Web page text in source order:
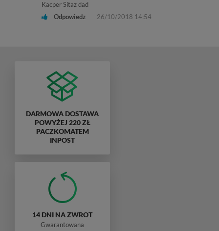
Kacper Sitaz dad
Odpowiedz
26/10/2018 14:54
DARMOWA DOSTAWA
POWYŻEJ 220 ZŁ
PACZKOMATEM
INPOST
14 DNI NA ZWROT
Gwarantowana